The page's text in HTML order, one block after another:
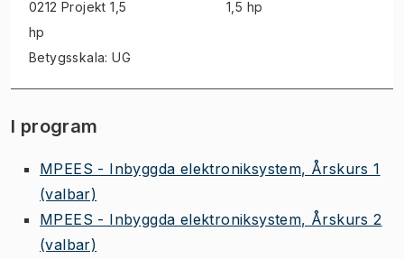
0212 Projekt 1,5
hp
Betygsskala: UG
1,5 hp
I program
MPEES - Inbyggda elektroniksystem, Årskurs 1
(valbar)
MPEES - Inbyggda elektroniksystem, Årskurs 2
(valbar)